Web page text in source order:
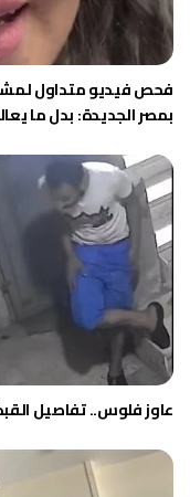
فحص فيديو متداول
بمصر الجديدة: بدل ما
عاوز فلوس.. تفاصيل